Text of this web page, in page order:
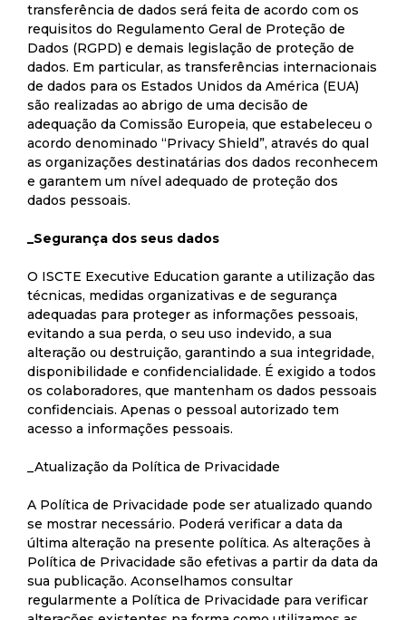
transferência de dados será feita de acordo com os
requisitos do Regulamento Geral de Proteção de
Dados (RGPD) e demais legislação de proteção de
dados. Em particular, as transferências internacionais
de dados para os Estados Unidos da América (EUA)
são realizadas ao abrigo de uma decisão de
adequação da Comissão Europeia, que estabeleceu o
acordo denominado “Privacy Shield”, através do qual
as organizações destinatárias dos dados reconhecem
e garantem um nível adequado de proteção dos
dados pessoais.
_Segurança dos seus dados
O ISCTE Executive Education garante a utilização das
técnicas, medidas organizativas e de segurança
adequadas para proteger as informações pessoais,
evitando a sua perda, o seu uso indevido, a sua
alteração ou destruição, garantindo a sua integridade,
disponibilidade e confidencialidade. É exigido a todos
os colaboradores, que mantenham os dados pessoais
confidenciais. Apenas o pessoal autorizado tem
acesso a informações pessoais.
_Atualização da Política de Privacidade
A Política de Privacidade pode ser atualizado quando
se mostrar necessário. Poderá verificar a data da
última alteração na presente política. As alterações à
Política de Privacidade são efetivas a partir da data da
sua publicação. Aconselhamos consultar
regularmente a Política de Privacidade para verificar